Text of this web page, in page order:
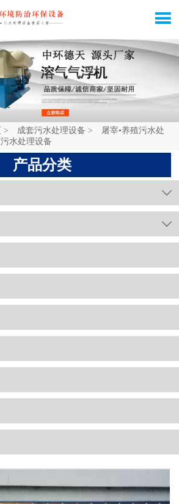

> 成套污水处理设备 >
屠宰•养殖污水处
水处理设备
产品分类

